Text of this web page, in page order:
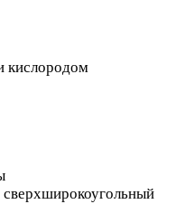
кислородом